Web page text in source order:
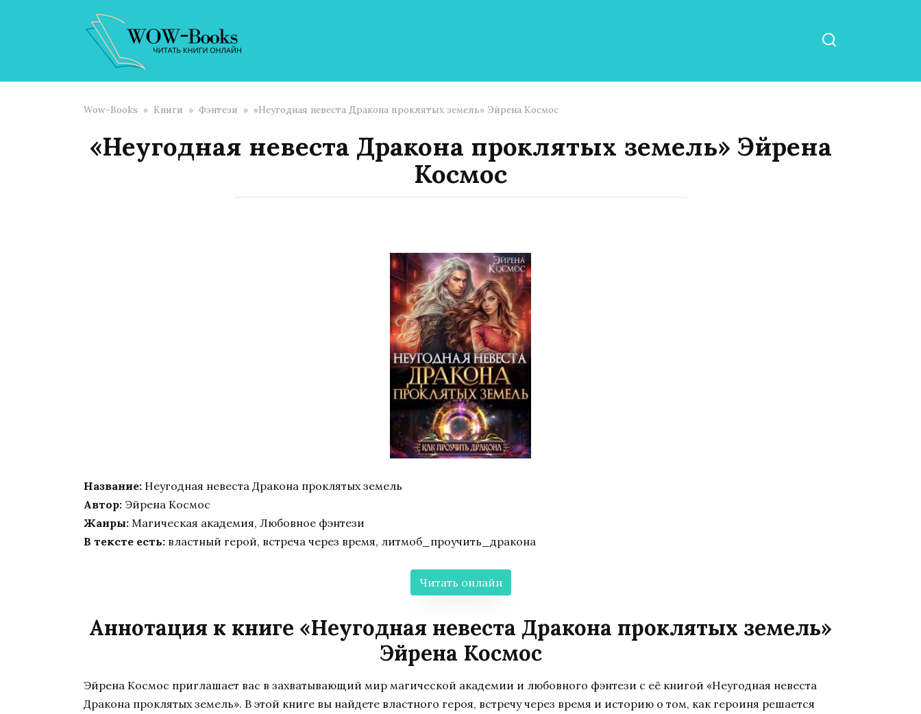
Wow-Books » Книги » Фэнтези » «Неугодная невеста Дракона проклятых земель» Эйрена Космос
«Неугодная невеста Дракона проклятых земель» Эйрена
Космос
Название: Неугодная невеста Дракона проклятых земель
Автор: Эйрена Космос
Жанры: Магическая академия, Любовное фэнтези
В тексте есть: властный герой, встреча через время, литмоб_проучить_дракона
Читать онлайн
Аннотация к книге «Неугодная невеста Дракона проклятых земель»
Эйрена Космос
Эйрена Космос приглашает вас в захватывающий мир магической академии и любовного фэнтези с её книгой «Неугодная невеста
Дракона проклятых земель». В этой книге вы найдете властного героя, встречу через время и историю о том, как героиня решается